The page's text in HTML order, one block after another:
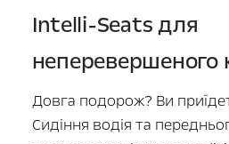
Intelli-Seats для
неперевершеного
Довга подорож? Ви
Сидіння водія та